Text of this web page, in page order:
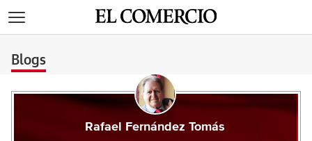
Blogs
Rafael Fernández Tomás